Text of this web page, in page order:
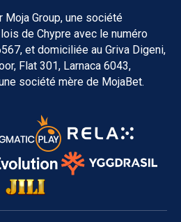
Group, une société
de Chypre avec le numéro
et domiciliée au Griva Digeni,
Flat 301, Larnaca 6043,
société mère de MojaBet.